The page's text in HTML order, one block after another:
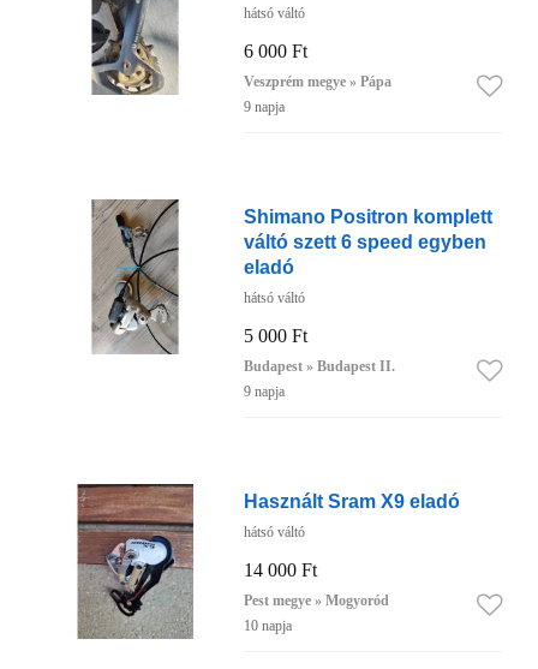
hátsó váltó
6 000 Ft
Veszprém megye » Pápa
9 napja
Shimano Positron komplett
váltó szett 6 speed egyben
eladó
hátsó váltó
5 000 Ft
Budapest » Budapest II.
9 napja
Használt Sram X9 eladó
hátsó váltó
14 000 Ft
Pest megye » Mogyoród
10 napja